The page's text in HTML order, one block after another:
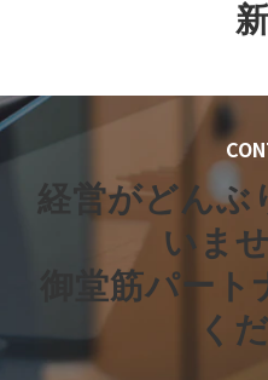
経営がどんぶ
いま
御堂筋パー
く